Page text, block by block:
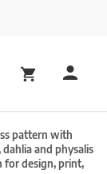
pattern with
and physalis
for design, print,